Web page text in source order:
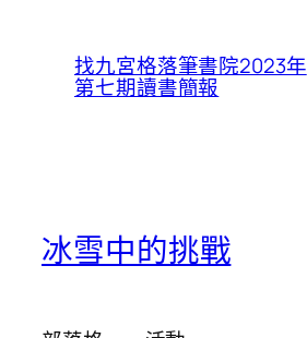
找九宮格落筆書院2023年
第七期讀書簡報
冰雪中的挑戰